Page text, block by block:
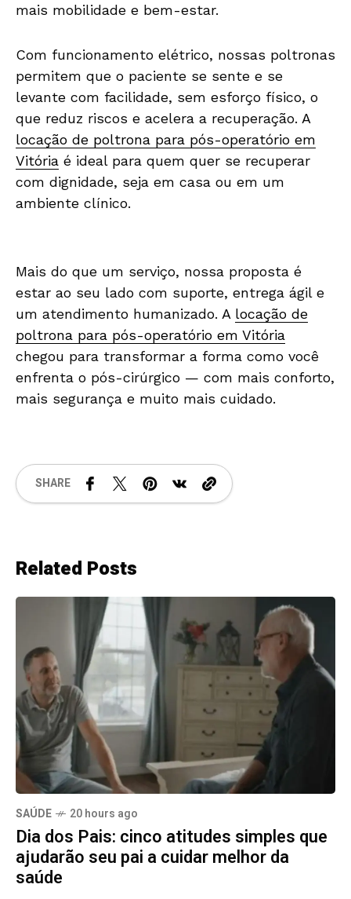
mais mobilidade e bem-estar.
Com funcionamento elétrico, nossas poltronas
permitem que o paciente se sente e se
levante com facilidade, sem esforço físico, o
que reduz riscos e acelera a recuperação. A
locação de poltrona para pós-operatório em
Vitória é ideal para quem quer se recuperar
com dignidade, seja em casa ou em um
ambiente clínico.
Mais do que um serviço, nossa proposta é
estar ao seu lado com suporte, entrega ágil e
um atendimento humanizado. A locação de
poltrona para pós-operatório em Vitória
chegou para transformar a forma como você
enfrenta o pós-cirúrgico — com mais conforto,
mais segurança e muito mais cuidado.
SHARE
Related Posts
SAÚDE 20 hours ago
Dia dos Pais: cinco atitudes simples que
ajudarão seu pai a cuidar melhor da
saúde